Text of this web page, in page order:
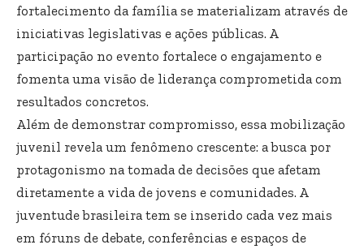
fortalecimento da família se materializam através de
iniciativas legislativas e ações públicas. A
participação no evento fortalece o engajamento e
fomenta uma visão de liderança comprometida com
resultados concretos.
Além de demonstrar compromisso, essa mobilização
juvenil revela um fenômeno crescente: a busca por
protagonismo na tomada de decisões que afetam
diretamente a vida de jovens e comunidades. A
juventude brasileira tem se inserido cada vez mais
em fóruns de debate, conferências e espaços de